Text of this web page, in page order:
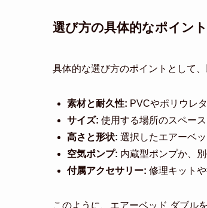
選び方の具体的なポイント
具体的な選び方のポイントとして
素材と耐久性: PVCやポリウレ
サイズ: 使用する場所のスペー
高さと形状: 選択したエアーベ
空気ポンプ: 内蔵型ポンプか、
付属アクセサリー: 修理キット
このように、エアーベッド ダブル